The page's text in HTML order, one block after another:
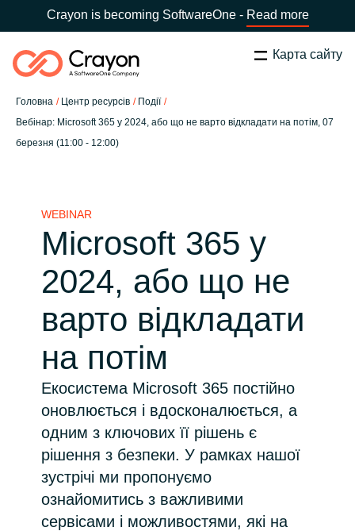
Crayon is becoming SoftwareOne - Read more
Карта сайту
Головна Центр ресурсів
Події
Вебінар: Microsoft 365 у 2024, або що не варто відкладати на потім, 07
березня (11:00 - 12:00)
Africa
Australia
Austria
Czechia
Denmark
Estonia
Пошук Закрити
Наша експертиза
Центр ресурсів
Партнерство (дистрибуція)
Кампанії
Про нас
About us
Зв'яжіться з нами
WEBINAR
Microsoft 365 у
2024, або що не
варто відкладати
на потім
Екосистема Microsoft 365 постійно
оновлюється і вдосконалюється, а
одним з ключових її рішень є
рішення з безпеки. У рамках нашої
зустрічі ми пропонуємо
ознайомитись з важливими
сервісами і можливостями, які на